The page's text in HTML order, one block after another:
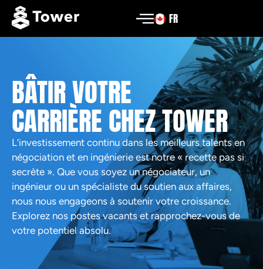
FR
BÂTIR VOTRE
CARRIÈRE CHEZ TOWER
L’investissement continu dans les meilleurs talents en
négociation et en ingénierie est notre « recette pas si
secrète ». Que vous soyez un négociateur, un
ingénieur ou un spécialiste du soutien aux affaires,
nous nous engageons à soutenir votre croissance.
Explorez nos postes vacants et rapprochez-vous de
votre potentiel absolu.